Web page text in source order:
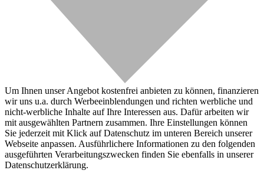
Um Ihnen unser Angebot kostenfrei anbieten zu können, finanzieren
wir uns u.a. durch Werbeeinblendungen und richten werbliche und
nicht-werbliche Inhalte auf Ihre Interessen aus. Dafür arbeiten wir
mit ausgewählten Partnern zusammen. Ihre Einstellungen können
Sie jederzeit mit Klick auf Datenschutz im unteren Bereich unserer
Webseite anpassen. Ausführlichere Informationen zu den folgenden
ausgeführten Verarbeitungszwecken finden Sie ebenfalls in unserer
Datenschutzerklärung.